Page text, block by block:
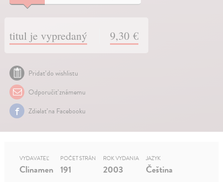
titul je vypredaný 9,30 €
Pridať do wishlistu
Odporučiť známemu
Zdielať na Facebooku
VYDAVATEĽ
Clinamen
POČET STRÁN
191
ROK VYDANIA
2003
JAZYK
Čeština